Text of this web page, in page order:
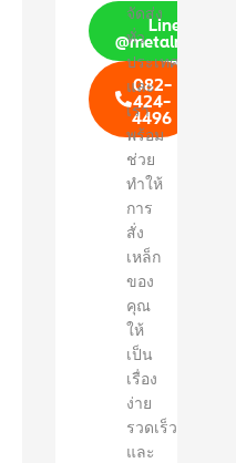
Line
@metalmate
082-
424-
4496
จัดส่ง
ทั่ว
ประเทศ
และ
เรา
พร้อม
ช่วย
ทำให้
การ
สั่ง
เหล็ก
ของ
คุณ
ให้
เป็น
เรื่อง
ง่าย
รวดเร็ว
และ